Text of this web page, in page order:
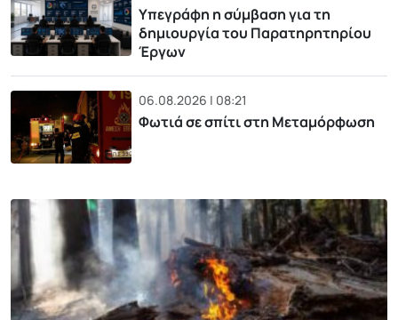
Υπεγράφη η σύμβαση για τη
δημιουργία του Παρατηρητηρίου
Έργων
06.08.2026 | 08:21
Φωτιά σε σπίτι στη Μεταμόρφωση